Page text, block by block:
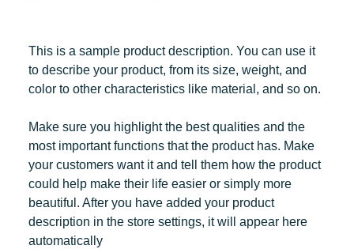
This is a sample product description. You can use it
to describe your product, from its size, weight, and
color to other characteristics like material, and so on.
Make sure you highlight the best qualities and the
most important functions that the product has. Make
your customers want it and tell them how the product
could help make their life easier or simply more
beautiful. After you have added your product
description in the store settings, it will appear here
automatically